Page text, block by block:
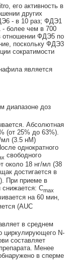
его активность в
других
- в 10 раз; ФДЭ1
более чем в 700
отношении ФДЭ5 по
поскольку ФДЭ3
сократимости
является
диапазоне доз
Абсолютная
(от 25% до 63%).
мл (3.5 нМ)
однократного
свободного
около 18 нг/мл (38
достигается в
При приеме в
снижается: Cmax
на 60 мин,
(AUC
в среднем
циркулирующего N-
составляет
Менее
в сперме